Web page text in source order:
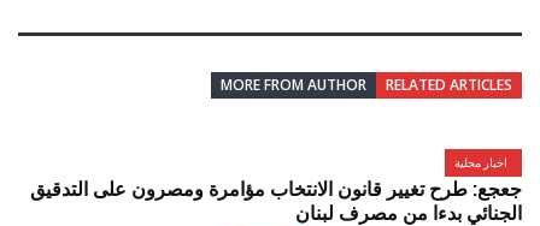
RELATED ARTICLES
MORE FROM AUTHOR
اخبار محلية
جعجع: طرح تغيير قانون الانتخاب مؤامرة ومصرون على التدقيق
الجنائي بدءا من مصرف لبنان